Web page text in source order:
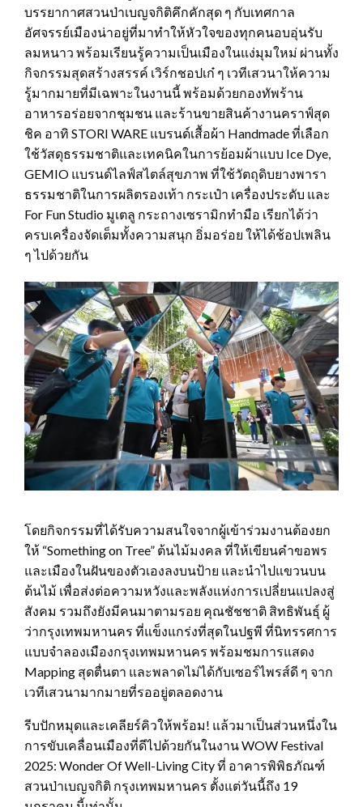
บรรยากาศสวนป่าเบญจกิติคึกคักสุด ๆ กับเทศกาล
อัศจรรย์เมืองน่าอยู่ที่มาทำให้หัวใจของทุกคนอบอุ่นรับ
ลมหนาว พร้อมเรียนรู้ความเป็นเมืองในแง่มุมใหม่ ผ่านทั้ง
กิจกรรมสุดสร้างสรรค์ เวิร์กชอปเก๋ ๆ เวทีเสวนาให้ความ
รู้มากมายที่มีเฉพาะในงานนี้ พร้อมด้วยกองทัพร้าน
อาหารอร่อยจากชุมชน และร้านขายสินค้างานคราฟ์สุด
ชิค อาทิ STORI WARE แบรนด์เสื้อผ้า Handmade ที่เลือก
ใช้วัสดุธรรมชาติและเทคนิคในการย้อมผ้าแบบ Ice Dye,
GEMIO แบรนด์ไลฟ์สไตล์สุขภาพ ที่ใช้วัตถุดิบยางพารา
ธรรมชาติในการผลิตรองเท้า กระเป๋า เครื่องประดับ และ
For Fun Studio มูเตลู กระถางเซรามิกทำมือ เรียกได้ว่า
ครบเครื่องจัดเต็มทั้งความสนุก อิ่มอร่อย ให้ได้ช้อปเพลิน
ๆ ไปด้วยกัน
โดยกิจกรรมที่ได้รับความสนใจจากผู้เข้าร่วมงานต้องยก
ให้ “Something on Tree” ต้นไม้มงคล ที่ให้เขียนคำขอพร
และเมืองในฝันของตัวเองลงบนป้าย และนำไปแขวนบน
ต้นไม้ เพื่อส่งต่อความหวังและพลังแห่งการเปลี่ยนแปลงสู่
สังคม รวมถึงยังมีคนมาตามรอย คุณชัชชาติ สิทธิพันธุ์ ผู้
ว่ากรุงเทพมหานคร ที่แข็งแกร่งที่สุดในปฐพี ที่นิทรรศการ
แบบจำลองเมืองกรุงเทพมหานคร พร้อมชมการแสดง
Mapping สุดตื่นตา และพลาดไม่ได้กับเซอร์ไพรส์ดี ๆ จาก
เวทีเสวนามากมายที่รออยู่ตลอดงาน
รีบปักหมุดและเคลียร์คิวให้พร้อม! แล้วมาเป็นส่วนหนึ่งใน
การขับเคลื่อนเมืองที่ดีไปด้วยกันในงาน WOW Festival
2025: Wonder Of Well-Living City ที่ อาคารพิพิธภัณฑ์
สวนป่าเบญจกิติ กรุงเทพมหานคร ตั้งแต่วันนี้ถึง 19